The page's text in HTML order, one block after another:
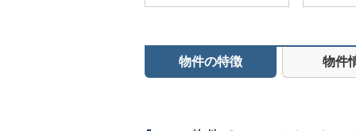
物件の特徴 物件